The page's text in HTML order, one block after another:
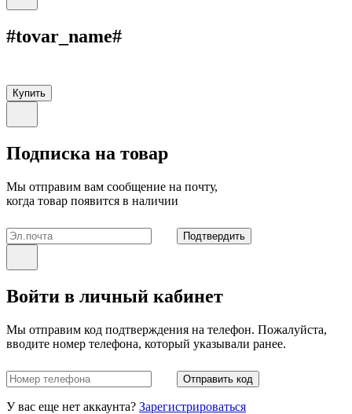
#tovar_name#
Купить
Подписка на товар
Мы отправим вам сообщение на почту,
когда товар появится в наличии
Подтвердить
Войти в личный кабинет
Мы отправим код подтверждения на телефон. Пожалуйста,
вводите номер телефона, который указывали ранее.
Отправить код
У вас еще нет аккаунта? Зарегистрироваться